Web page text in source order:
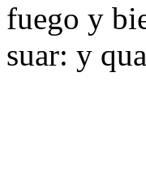
fuego y
suar: y